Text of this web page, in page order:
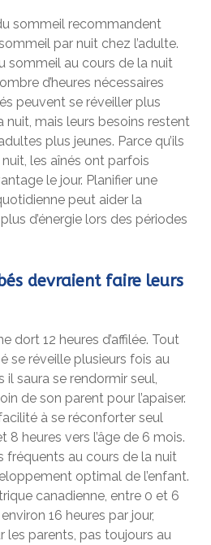
sommeil recommandent
par nuit chez l’adulte.
sommeil au cours de la nuit
d’heures nécessaires
peuvent se réveiller plus
mais leurs besoins restent
plus jeunes. Parce qu’ils
les aînés ont parfois
le jour. Planifier une
peut aider la
d’énergie lors des périodes
devraient faire leurs
dort 12 heures d’affilée. Tout
se réveille plusieurs fois au
il saura se rendormir seul,
de son parent pour l’apaiser.
à se réconforter seul
8 heures vers l’âge de 6 mois.
fréquents au cours de la nuit
optimal de l’enfant.
canadienne, entre 0 et 6
16 heures par jour,
les parents, pas toujours au